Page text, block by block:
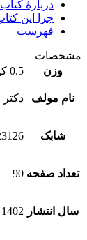
دربارهٔ کتاب
چرا این
فهرست
مشخصات
وزن
0.5 کیلوگرم
نام مولف
شابک
تعداد صفحه 90
سال انتشار 1402